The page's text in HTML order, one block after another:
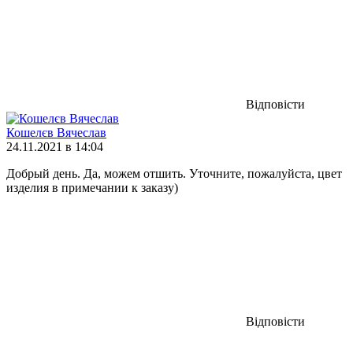
Відповісти
Кошелєв Вячеслав
24.11.2021 в 14:04
Добрый день. Да, можем отшить. Уточните, пожалуйста, цвет
изделия в примечании к заказу)
Відповісти